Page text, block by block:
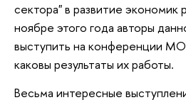
сектора" в развитие экономик
ноябре этого года авторы
выступить на конференции
каковы результаты их работы.
Весьма интересные